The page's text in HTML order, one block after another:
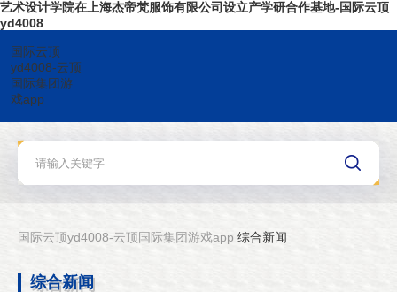
艺术设计学院在上海杰帝梵服饰有限公司设立产学研合作基地-国际云顶
yd4008
国际云顶
yd4008-云顶
国际集团游
戏app
国际云顶yd4008-云顶国际集团游戏app 综合新闻
综合新闻